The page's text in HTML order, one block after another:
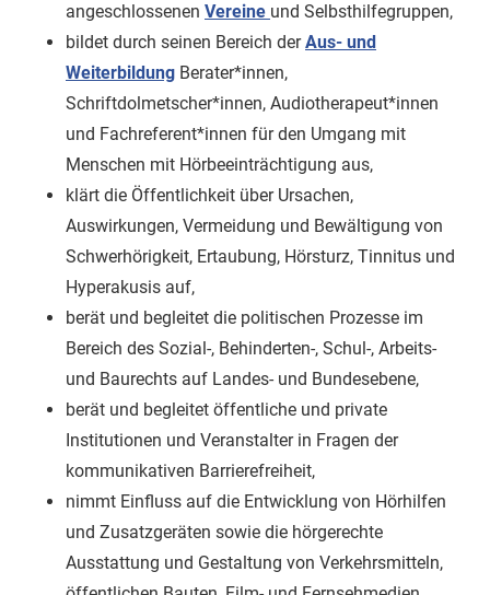
angeschlossenen Vereine und Selbsthilfegruppen,
bildet durch seinen Bereich der Aus- und
Weiterbildung Berater*innen,
Schriftdolmetscher*innen, Audiotherapeut*innen
und Fachreferent*innen für den Umgang mit
Menschen mit Hörbeeinträchtigung aus,
klärt die Öffentlichkeit über Ursachen,
Auswirkungen, Vermeidung und Bewältigung von
Schwerhörigkeit, Ertaubung, Hörsturz, Tinnitus und
Hyperakusis auf,
berät und begleitet die politischen Prozesse im
Bereich des Sozial‑, Behinderten-, Schul-, Arbeits-
und Baurechts auf Landes- und Bundesebene,
berät und begleitet öffentliche und private
Institutionen und Veranstalter in Fragen der
kommunikativen Barrierefreiheit,
nimmt Einfluss auf die Entwicklung von Hörhilfen
und Zusatzgeräten sowie die hörgerechte
Ausstattung und Gestaltung von Verkehrsmitteln,